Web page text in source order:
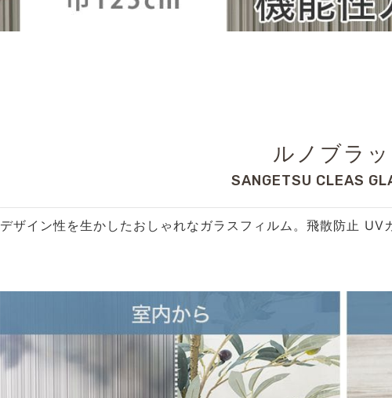
ルノブラ
SANGETSU CLEAS
デザイン性を生かしたおしゃれなガラスフィルム。飛散防止 UV